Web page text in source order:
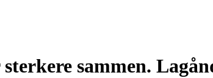
sammen.